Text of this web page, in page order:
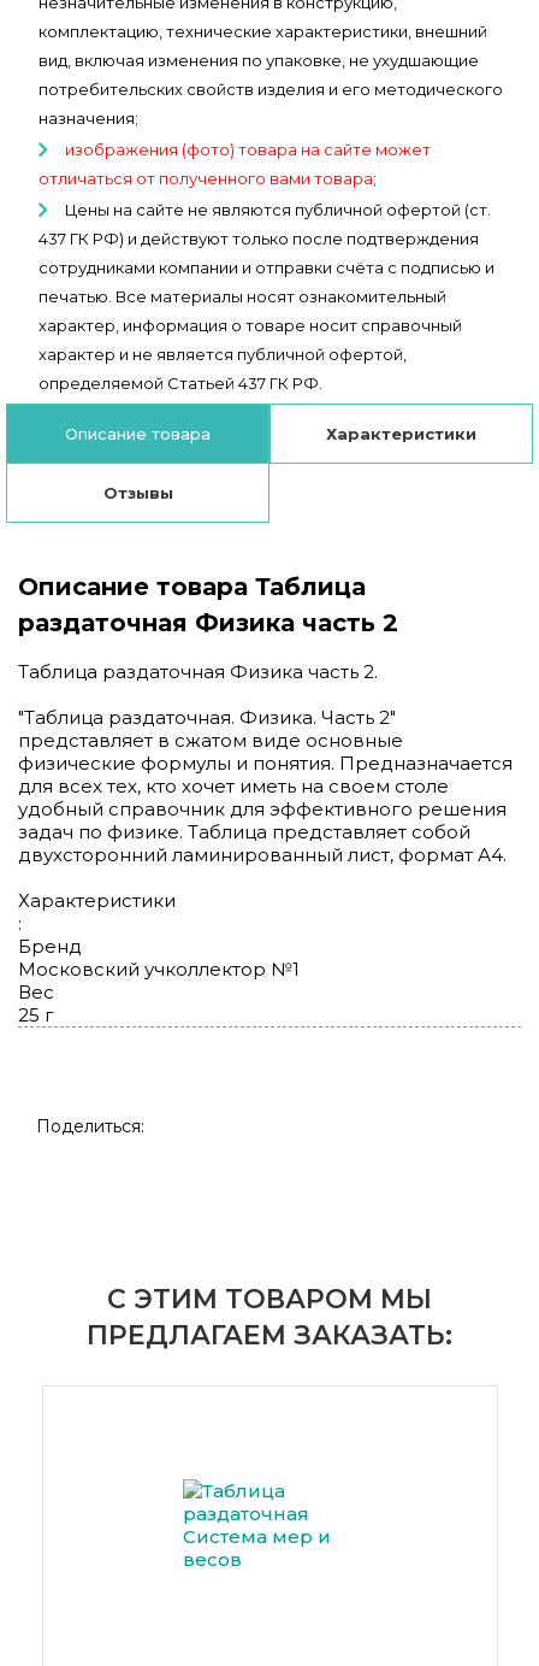
комплектацию, технические характеристики, внешний
вид, включая изменения по упаковке, не ухудшающие
потребительских свойств изделия и его методического
назначения;
изображения (фото) товара на сайте может
отличаться от полученного вами товара;
Цены на сайте не являются публичной офертой (ст.
437 ГК РФ) и действуют только после подтверждения
сотрудниками компании и отправки счёта с подписью и
печатью. Все материалы носят ознакомительный
характер, информация о товаре носит справочный
характер и не является публичной офертой,
определяемой Статьей 437 ГК РФ.
Описание товара Характеристики
Отзывы
Описание товара Таблица
раздаточная Физика часть 2
Таблица раздаточная Физика часть 2.
"Таблица раздаточная. Физика. Часть 2"
представляет в сжатом виде основные
физические формулы и понятия. Предназначается
для всех тех, кто хочет иметь на своем столе
удобный справочник для эффективного решения
задач по физике. Таблица представляет собой
двухсторонний ламинированный лист, формат А4.
Характеристики
:
Бренд
Московский учколлектор №1
Вес
25 г
Поделиться:
С ЭТИМ ТОВАРОМ МЫ
ПРЕДЛАГАЕМ ЗАКАЗАТЬ: